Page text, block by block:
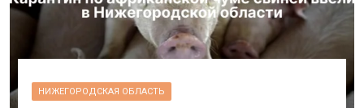
НИЖЕГОРОДСКАЯ ОБЛАСТЬ